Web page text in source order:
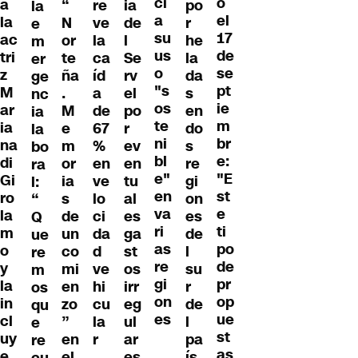
a
la
ac
tri
z
M
ar
ia
na
di
Gi
ro
la
m
o
y
la
in
cl
uy
la
e
m
er
ge
nc
ia
la
bo
ra
l:
“
Q
ue
re
m
os
qu
e
re
“
N
or
te
ña
.
M
e
m
or
ia
s
de
un
co
mi
en
zo
”
en
re
ve
la
ca
íd
a
de
67
%
en
ve
lo
ci
da
d
ve
hi
cu
la
r
ia
de
l
Se
rv
el
po
r
ev
en
tu
al
es
ga
st
os
irr
eg
ul
ar
a
su
us
o
"s
os
te
ni
bl
e"
en
va
ri
as
re
gi
on
es
po
r
he
la
da
s
en
do
s
re
gi
on
es
de
l
su
r
de
l
pa
el
17
de
se
pt
ie
m
br
e:
"E
st
e
ti
po
de
pr
op
ue
st